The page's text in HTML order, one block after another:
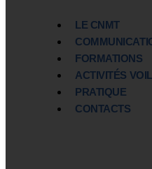
LE CNMT
FORMATIONS
ACTIVITÉS
PRATIQUE
CONTACTS